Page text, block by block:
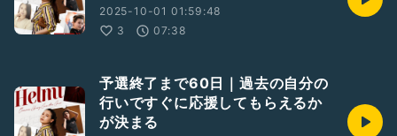
2025-10-01 01:59:48
3
07:38
予選終了まで60日｜過去の自分の
行いですぐに応援してもらえるか
が決まる